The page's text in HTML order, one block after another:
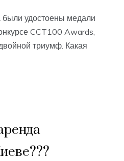
удостоены медали
CCT100 Awards,
триумф. Какая